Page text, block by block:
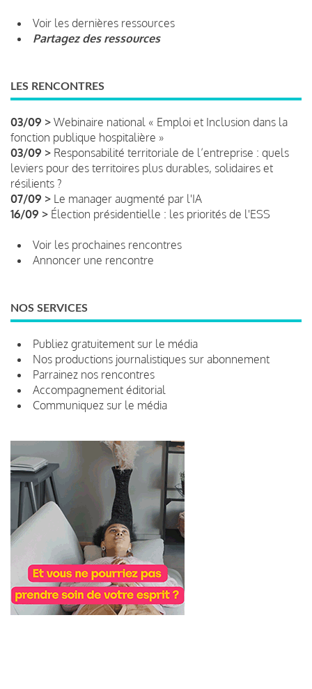
Voir les dernières ressources
Partagez des ressources
LES RENCONTRES
03/09 > Webinaire national « Emploi et Inclusion dans la
fonction publique hospitalière »
03/09 > Responsabilité territoriale de l’entreprise : quels
leviers pour des territoires plus durables, solidaires et
résilients ?
07/09 > Le manager augmenté par l'IA
16/09 > Élection présidentielle : les priorités de l'ESS
Voir les prochaines rencontres
Annoncer une rencontre
NOS SERVICES
Publiez gratuitement sur le média
Nos productions journalistiques sur abonnement
Parrainez nos rencontres
Accompagnement éditorial
Communiquez sur le média